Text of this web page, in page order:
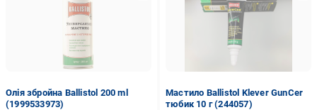
Олія збройна Ballistol 200 ml
(1999533973)
Мастило Ballistol Klever GunCer
тюбик 10 г (244057)